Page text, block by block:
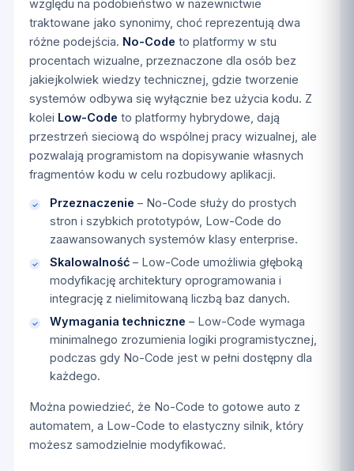
względu na podobieństwo w nazewnictwie
traktowane jako synonimy, choć reprezentują dwa
różne podejścia. No-Code to platformy w stu
procentach wizualne, przeznaczone dla osób bez
jakiejkolwiek wiedzy technicznej, gdzie tworzenie
systemów odbywa się wyłącznie bez użycia kodu. Z
kolei Low-Code to platformy hybrydowe, dają
przestrzeń sieciową do wspólnej pracy wizualnej, ale
pozwalają programistom na dopisywanie własnych
fragmentów kodu w celu rozbudowy aplikacji.
Przeznaczenie – No-Code służy do prostych
stron i szybkich prototypów, Low-Code do
zaawansowanych systemów klasy enterprise.
Skalowalność – Low-Code umożliwia głęboką
modyfikację architektury oprogramowania i
integrację z nielimitowaną liczbą baz danych.
Wymagania techniczne – Low-Code wymaga
minimalnego zrozumienia logiki programistycznej,
podczas gdy No-Code jest w pełni dostępny dla
każdego.
Można powiedzieć, że No-Code to gotowe auto z
automatem, a Low-Code to elastyczny silnik, który
możesz samodzielnie modyfikować.